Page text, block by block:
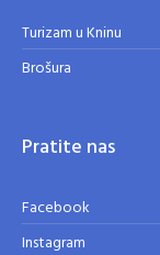
Turizam u Kninu
Brošura
Pratite nas
Facebook
Instagram